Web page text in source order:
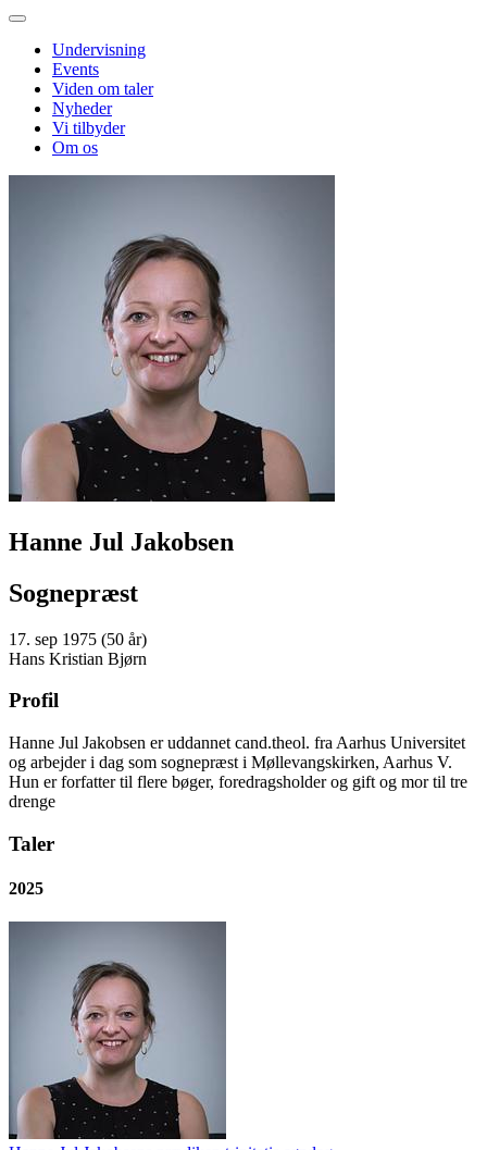
Undervisning
Events
Viden om taler
Nyheder
Vi tilbyder
Om os
Hanne Jul Jakobsen
Sognepræst
17. sep 1975 (50 år)
Hans Kristian Bjørn
Profil
Hanne Jul Jakobsen er uddannet cand.theol. fra Aarhus Universitet
og arbejder i dag som sognepræst i Møllevangskirken, Aarhus V.
Hun er forfatter til flere bøger, foredragsholder og gift og mor til tre
drenge
Taler
2025